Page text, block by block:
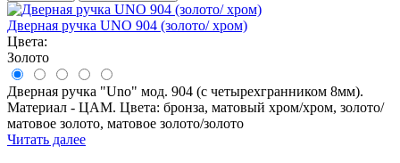
Дверная ручка UNO 904 (золото/ хром)
Цвета:
Золото
Дверная ручка "Uno" мод. 904 (с четырехгранником 8мм).
Материал - ЦАМ. Цвета: бронза, матовый хром/хром, золото/
матовое золото, матовое золото/золото
Читать далее